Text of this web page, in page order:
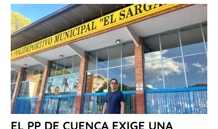
EL PP DE CUENCA EXIGE UNA